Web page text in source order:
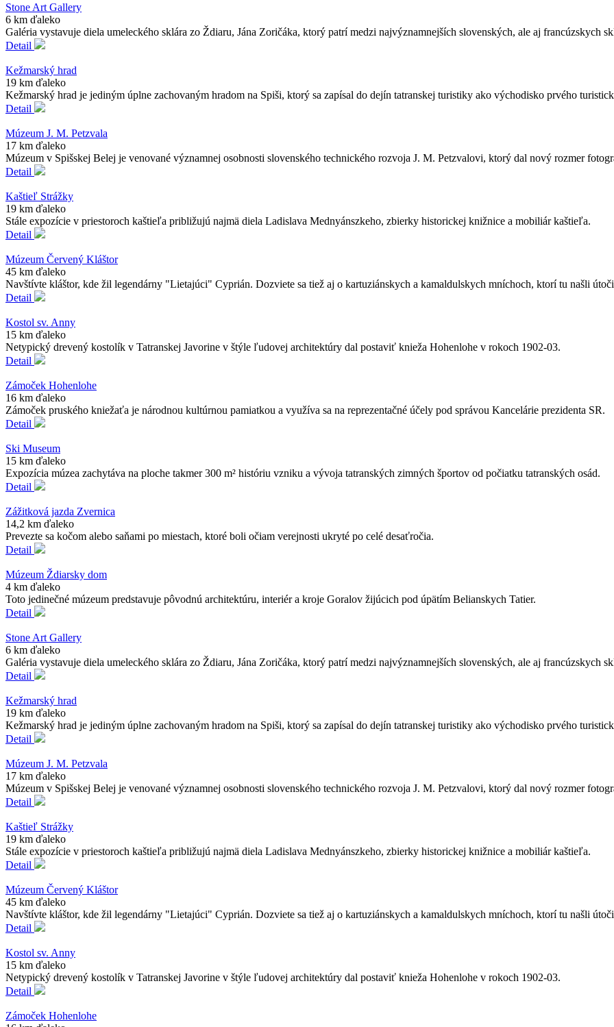
Stone Art Gallery
6 km ďaleko
Galéria vystavuje diela umeleckého sklára zo Ždiaru, Jána Zoričáka, ktorý patrí medzi najvýznamnejších slovenských, ale aj francúzskych
Detail
Kežmarský hrad
19 km ďaleko
Kežmarský hrad je jediným úplne zachovaným hradom na Spiši, ktorý sa zapísal do dejín tatranskej turistiky ako východisko prvého
Detail
Múzeum J. M. Petzvala
17 km ďaleko
Múzeum v Spišskej Belej je venované významnej osobnosti slovenského technického rozvoja J. M. Petzvalovi, ktorý dal nový rozmer
Detail
Kaštieľ Strážky
19 km ďaleko
Stále expozície v priestoroch kaštieľa približujú najmä diela Ladislava Mednyánszkeho, zbierky historickej knižnice a mobiliár kaštieľa.
Detail
Múzeum Červený Kláštor
45 km ďaleko
Navštívte kláštor, kde žil legendárny "Lietajúci" Cyprián. Dozviete sa tiež aj o kartuziánskych a kamaldulskych mníchoch, ktorí tu našli
Detail
Kostol sv. Anny
15 km ďaleko
Netypický drevený kostolík v Tatranskej Javorine v štýle ľudovej architektúry dal postaviť knieža Hohenlohe v rokoch 1902-03.
Detail
Zámoček Hohenlohe
16 km ďaleko
Zámoček pruského kniežaťa je národnou kultúrnou pamiatkou a využíva sa na reprezentačné účely pod správou Kancelárie prezidenta SR.
Detail
Ski Museum
15 km ďaleko
Expozícia múzea zachytáva na ploche takmer 300 m² históriu vzniku a vývoja tatranských zimných športov od počiatku tatranských osád.
Detail
Zážitková jazda Zvernica
14,2 km ďaleko
Prevezte sa kočom alebo saňami po miestach, ktoré boli očiam verejnosti ukryté po celé desaťročia.
Detail
Múzeum Ždiarsky dom
4 km ďaleko
Toto jedinečné múzeum predstavuje pôvodnú architektúru, interiér a kroje Goralov žijúcich pod úpätím Belianskych Tatier.
Detail
Stone Art Gallery
6 km ďaleko
Galéria vystavuje diela umeleckého sklára zo Ždiaru, Jána Zoričáka, ktorý patrí medzi najvýznamnejších slovenských, ale aj francúzskych
Detail
Kežmarský hrad
19 km ďaleko
Kežmarský hrad je jediným úplne zachovaným hradom na Spiši, ktorý sa zapísal do dejín tatranskej turistiky ako východisko prvého
Detail
Múzeum J. M. Petzvala
17 km ďaleko
Múzeum v Spišskej Belej je venované významnej osobnosti slovenského technického rozvoja J. M. Petzvalovi, ktorý dal nový rozmer
Detail
Kaštieľ Strážky
19 km ďaleko
Stále expozície v priestoroch kaštieľa približujú najmä diela Ladislava Mednyánszkeho, zbierky historickej knižnice a mobiliár kaštieľa.
Detail
Múzeum Červený Kláštor
45 km ďaleko
Navštívte kláštor, kde žil legendárny "Lietajúci" Cyprián. Dozviete sa tiež aj o kartuziánskych a kamaldulskych mníchoch, ktorí tu našli
Detail
Kostol sv. Anny
15 km ďaleko
Netypický drevený kostolík v Tatranskej Javorine v štýle ľudovej architektúry dal postaviť knieža Hohenlohe v rokoch 1902-03.
Detail
Zámoček Hohenlohe